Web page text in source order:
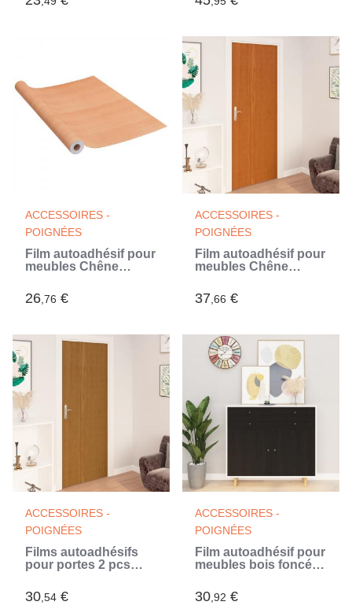
ACCESSOIRES -
POIGNÉES
Film autoadhésif pour
meubles Chêne
PVC (Beige)
26,76 €
ACCESSOIRES -
POIGNÉES
Film autoadhésif pour
meubles Chêne
(Beige)
37,66 €
ACCESSOIRES -
POIGNÉES
Films autoadhésifs
pour portes 2 pcs
cm PVC
30,54 €
ACCESSOIRES -
POIGNÉES
Film autoadhésif pour
meubles bois foncé
30,92 €